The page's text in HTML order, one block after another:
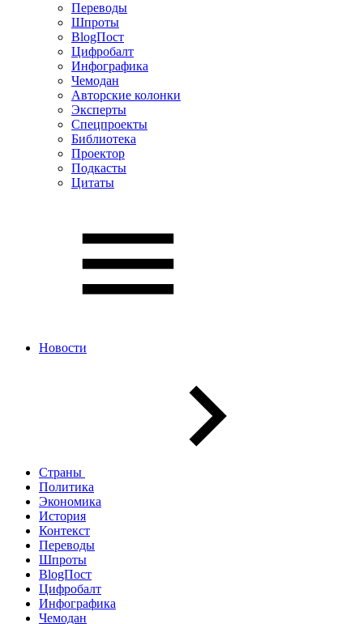
Переводы
Шпроты
BlogПост
Цифробалт
Инфографика
Чемодан
Авторские колонки
Эксперты
Спецпроекты
Библиотека
Проектор
Подкасты
Цитаты
Новости
Страны
Политика
Экономика
История
Контекст
Переводы
Шпроты
BlogПост
Цифробалт
Инфографика
Чемодан